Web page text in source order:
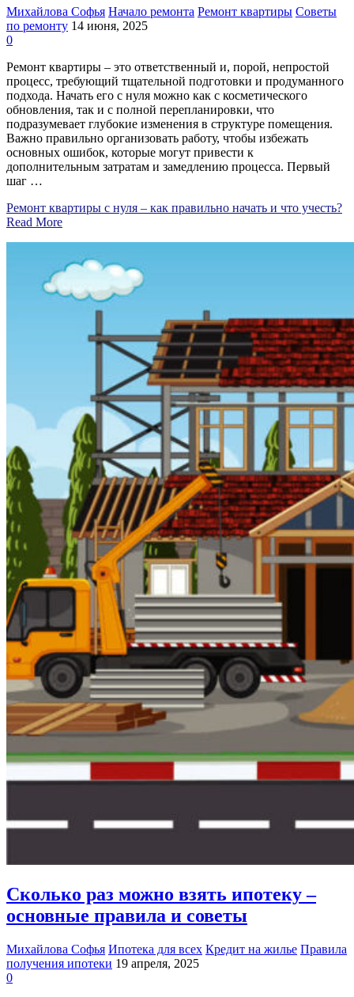
Михайлова Софья Начало ремонта Ремонт квартиры Советы
по ремонту 14 июня, 2025
0
Ремонт квартиры – это ответственный и, порой, непростой
процесс, требующий тщательной подготовки и продуманного
подхода. Начать его с нуля можно как с косметического
обновления, так и с полной перепланировки, что
подразумевает глубокие изменения в структуре помещения.
Важно правильно организовать работу, чтобы избежать
основных ошибок, которые могут привести к
дополнительным затратам и замедлению процесса. Первый
шаг …
Ремонт квартиры с нуля – как правильно начать и что учесть?
Read More
Сколько раз можно взять ипотеку –
основные правила и советы
Михайлова Софья Ипотека для всех Кредит на жилье Правила
получения ипотеки 19 апреля, 2025
0